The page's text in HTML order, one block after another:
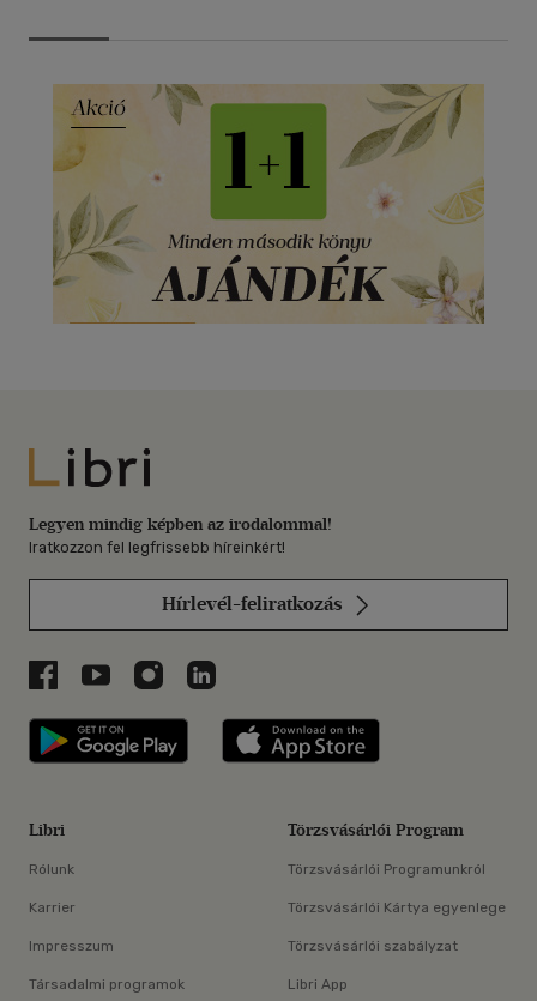
Libri
Legyen mindig képben az irodalommal!
Iratkozzon fel legfrissebb híreinkért!
Hírlevél-feliratkozás
Libri a Facebookon
Libri a Youtube-on
Libri az Instagramon
Libri a LinkedInen
Libri applikáció Szerezd meg: Google
Libri
Rólunk
Karrier
Impresszum
Társadalmi programok
Törzsvásárlói Program
Törzsvásárlói Programunkról
Törzsvásárlói Kártya egyenlege
Törzsvásárlói szabályzat
Libri App